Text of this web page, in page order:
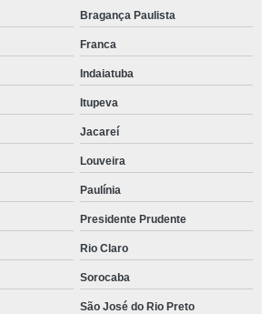
Bragança Paulista
Franca
Indaiatuba
Itupeva
Jacareí
Louveira
Paulínia
Presidente Prudente
Rio Claro
Sorocaba
São José do Rio Preto